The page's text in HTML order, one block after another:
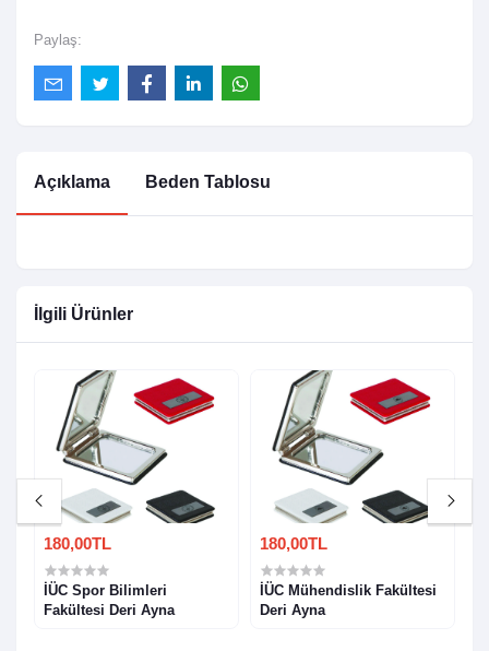
Paylaş:
Açıklama Beden Tablosu
İlgili Ürünler
180,00TL
İÜC Spor Bilimleri
Fakültesi Deri Ayna
180,00TL
İÜC Mühendislik Fakültesi
Deri Ayna